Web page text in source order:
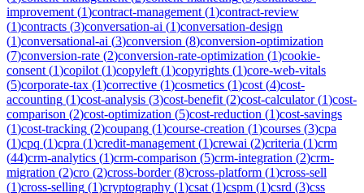
improvement (1)contract-management (1)contract-review
(1)contracts (3)conversation-ai (1)conversation-design
(1)conversational-ai (3)conversion (8)conversion-optimization
(7)conversion-rate (2)conversion-rate-optimization (1)cookie-
consent (1)copilot (1)copyleft (1)copyrights (1)core-web-vitals
(5)corporate-tax (1)corrective (1)cosmetics (1)cost (4)cost-
accounting (1)cost-analysis (3)cost-benefit (2)cost-calculator(1)cost-
comparison (2)cost-optimization (5)cost-reduction (1)cost-savings
(1)cost-tracking (2)coupang (1)course-creation (1)courses (3)cpa
(1)cpq (1)cpra (1)credit-management (1)crewai (2)criteria (1)crm
(44)crm-analytics (1)crm-comparison (5)crm-integration (2)crm-
migration (2)cro (2)cross-border(8)cross-platform (1)cross-sell
(1)cross-selling (1)cryptography (1)csat (1)cspm (1)csrd (3)css